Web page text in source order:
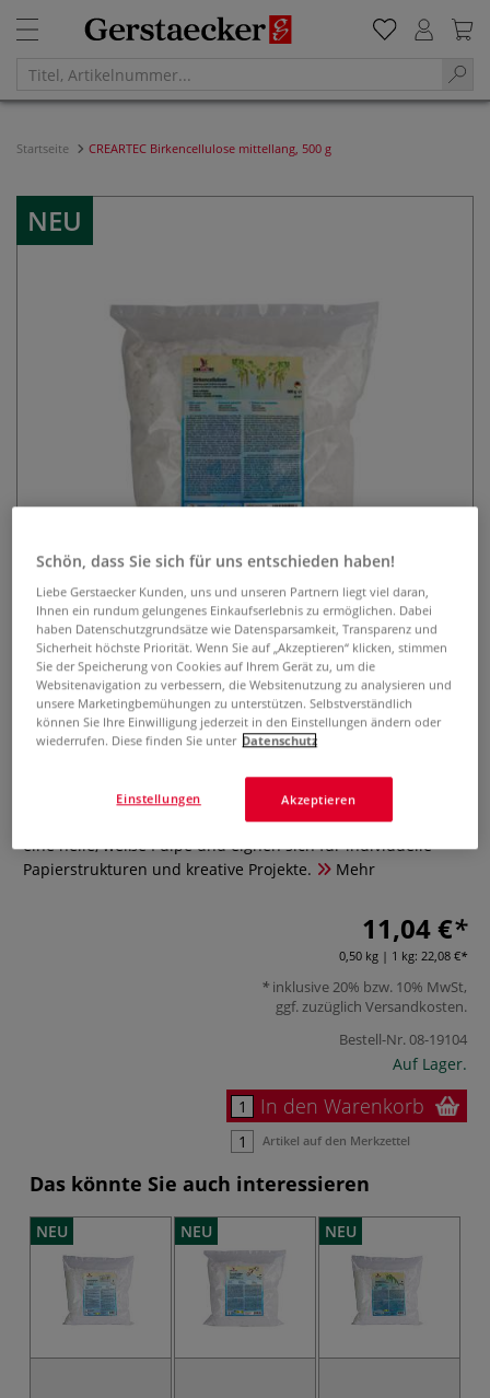
Startseite CREARTEC Birkencellulose mittellang, 500 g
NEU
CREARTEC Birkencellulose
mittellang, 500 g
Die CREARTEC Birkencellulose (500 g) ist ideal für
handgeschöpftes Papier. Ihre mittellangen Fasern ergeben
eine helle, weiße Pulpe und eignen sich für individuelle
Papierstrukturen und kreative Projekte.
Mehr
11,04 €
0,50 kg | 1 kg: 22,08 €
inklusive 20% bzw. 10% MwSt,
ggf. zuzüglich Versandkosten.
Bestell-Nr.08-19104
Auf Lager.
In den Warenkorb
Artikel auf den Merkzettel
Das könnte Sie auch interessieren
NEU NEU NEU
Schön, dass Sie sich für uns entschieden haben!
Liebe Gerstaecker Kunden, uns und unseren Partnern liegt viel daran,
Ihnen ein rundum gelungenes Einkaufserlebnis zu ermöglichen. Dabei
haben Datenschutzgrundsätze wie Datensparsamkeit, Transparenz und
Sicherheit höchste Priorität. Wenn Sie auf „Akzeptieren“ klicken, stimmen
Sie der Speicherung von Cookies auf Ihrem Gerät zu, um die
Websitenavigation zu verbessern, die Websitenutzung zu analysieren und
unsere Marketingbemühungen zu unterstützen. Selbstverständlich
können Sie Ihre Einwilligung jederzeit in den Einstellungen ändern oder
wiederrufen. Diese finden Sie unter Datenschutz
Akzeptieren
Einstellungen